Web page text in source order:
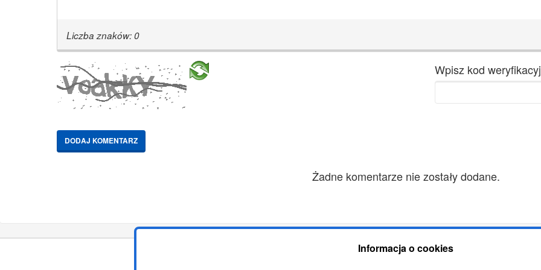
Liczba znaków:0
Wpisz kod
DODAJ KOMENTARZ
Żadne komentarze nie zostały dodane.
Informacja o cookies